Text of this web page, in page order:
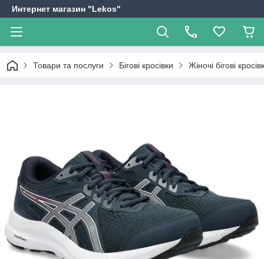
Интернет магазин "Lekos"
Товари та послуги Бігові кросівки Жіночі бігові